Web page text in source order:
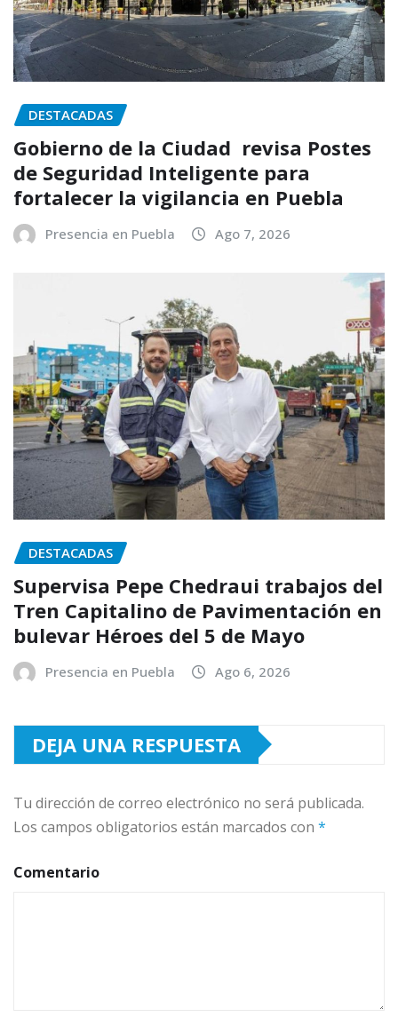
DESTACADAS
Gobierno de la Ciudad revisa Postes
de Seguridad Inteligente para
fortalecer la vigilancia en Puebla
Presencia en Puebla Ago 7, 2026
DESTACADAS
Supervisa Pepe Chedraui trabajos del
Tren Capitalino de Pavimentación en
bulevar Héroes del 5 de Mayo
Presencia en Puebla Ago 6, 2026
DEJA UNA RESPUESTA
Tu dirección de correo electrónico no será publicada.
Los campos obligatorios están marcados con *
Comentario